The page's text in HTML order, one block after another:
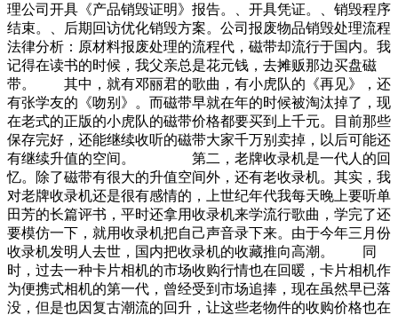
理公司开具《产品销毁证明》报告。、开具凭证。、销毁程序
结束。、后期回访优化销毁方案。公司报废物品销毁处理流程
法律分析：原材料报废处理的流程代，磁带却流行于国内。我
记得在读书的时候，我父亲总是花元钱，去摊贩那边买盘磁
带。 其中，就有邓丽君的歌曲，有小虎队的《再见》，还
有张学友的《吻别》。而磁带早就在年的时候被淘汰掉了，现
在老式的正版的小虎队的磁带价格都要买到上千元。目前那些
保存完好，还能继续收听的磁带大家千万别卖掉，以后可能还
有继续升值的空间。 第二，老牌收录机是一代人的回
忆。除了磁带有很大的升值空间外，还有老收录机。其实，我
对老牌收录机还是很有感情的，上世纪年代我每天晚上要听单
田芳的长篇评书，平时还拿用收录机来学流行歌曲，学完了还
要模仿一下，就用收录机把自己声音录下来。由于今年三月份
收录机发明人去世，国内把收录机的收藏推向高潮。 同
时，过去一种卡片相机的市场收购行情也在回暖，卡片相机作
为便携式相机的第一代，曾经受到市场追捧，现在虽然早已落
没，但是也因复古潮流的回升，让这些老物件的收购价格也在